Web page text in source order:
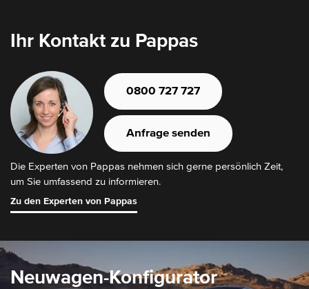
Ihr Kontakt zu Pappas
0800 727 727
Anfrage senden
Die Experten von Pappas nehmen sich gerne persönlich Zeit,
um Sie umfassend zu informieren.
Zu den Experten von Pappas
Neuwagen-Konfigurator